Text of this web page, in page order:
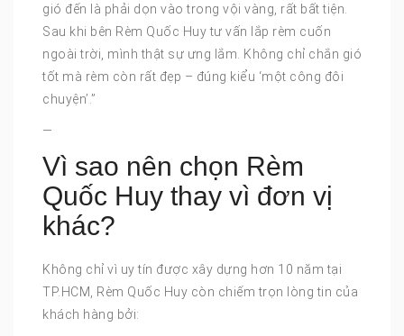
gió đến là phải dọn vào trong vội vàng, rất bất tiện.
Sau khi bên Rèm Quốc Huy tư vấn lắp rèm cuốn
ngoài trời, mình thật sự ưng lắm. Không chỉ chắn gió
tốt mà rèm còn rất đẹp – đúng kiểu ‘một công đôi
chuyện’.”
—
Vì sao nên chọn Rèm
Quốc Huy thay vì đơn vị
khác?
Không chỉ vì uy tín được xây dựng hơn 10 năm tại
TP.HCM, Rèm Quốc Huy còn chiếm trọn lòng tin của
khách hàng bởi: